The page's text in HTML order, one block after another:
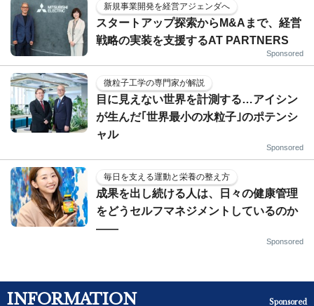
新規事業開発を経営アジェンダへ
スタートアップ探索からM&Aまで、経営
戦略の実装を支援するAT PARTNERS
Sponsored
微粒子工学の専門家が解説
目に見えない世界を計測する…アイシン
が生んだ｢世界最小の水粒子｣のポテンシ
ャル
Sponsored
毎日を支える運動と栄養の整え方
成果を出し続ける人は、日々の健康管理
をどうセルフマネジメントしているのか
——
Sponsored
INFORMATION Sponsored